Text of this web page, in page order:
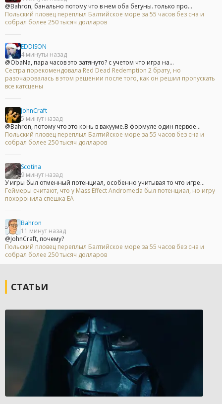
@Bahron, банально потому что в нем оба бегуны. только про...
Польский пловец переплыл Балтийское море за 55 часов без сна и
собрал более 250 тысяч долларов
EDDISON
4 минуты назад
@ObaNa, пара часов это затянуто? с учетом что игра на...
Сестра порекомендовала Red Dead Redemption 2 брату, но
разочаровалась в этом решении после того, как он решил пропускать
все катсцены
JohnCraft
5 минут назад
@Bahron, потому что это конь в вакууме.В формуле один первое...
Польский пловец переплыл Балтийское море за 55 часов без сна и
собрал более 250 тысяч долларов
Scotina
9 минут назад
У игры был отменный потенциал, особенно учитывая то что игре...
Геймеры считают, что у Mass Effect Andromeda был потенциал, но игру
похоронила спешка EA
Bahron
11 минут назад
@JohnCraft, почему?
Польский пловец переплыл Балтийское море за 55 часов без сна и
собрал более 250 тысяч долларов
СТАТЬИ